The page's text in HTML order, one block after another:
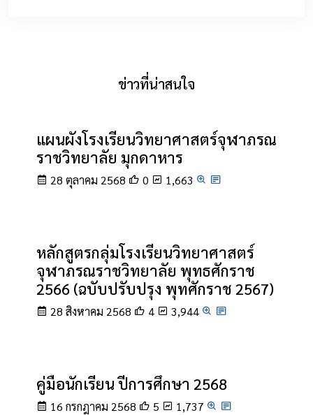
ข่าวที่น่าสนใจ
แผนผังโรงเรียนวิทยาศาสตร์จุฬาภรณ
ราชวิทยาลัย มุกดาหาร
28 ตุลาคม 2568 0 1,663
หลักสูตรกลุ่มโรงเรียนวิทยาศาสตร์
จุฬาภรณราชวิทยาลัย พุทธศักราช
2566 (ฉบับปรับปรุง พุทศักราช 2567)
28 สิงหาคม 2568 4 3,944
คู่มือนักเรียน ปีการศึกษา 2568
16 กรกฎาคม 2568 5 1,737